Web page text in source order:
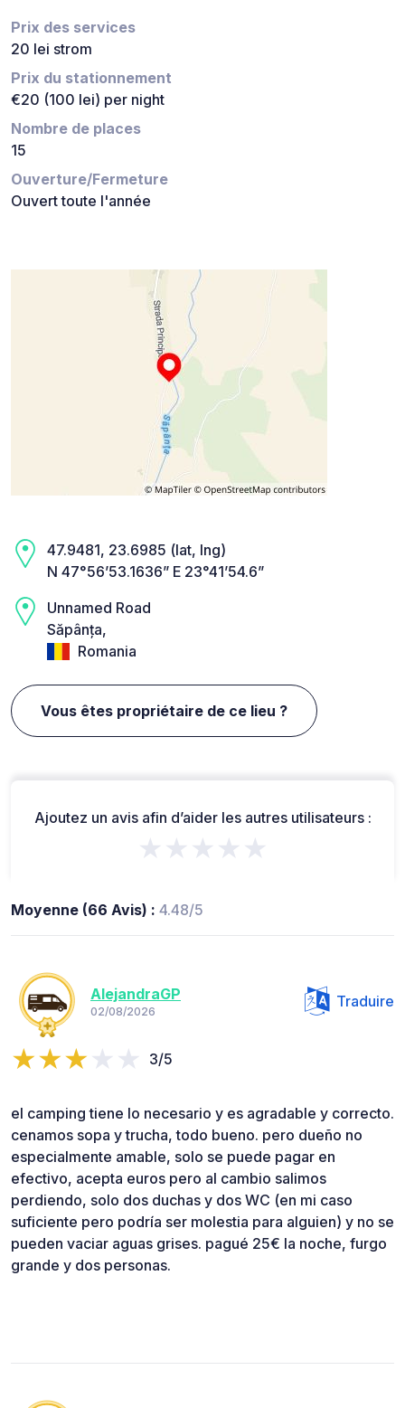
Prix des services
20 lei strom
Prix du stationnement
€20 (100 lei) per night
Nombre de places
15
Ouverture/Fermeture
Ouvert toute l'année
47.9481, 23.6985 (lat, lng)
N 47°56’53.1636” E 23°41’54.6”
Unnamed Road
Săpânța,
Romania
Vous êtes propriétaire de ce lieu ?
Ajoutez un avis afin d’aider les autres utilisateurs :
★★★★★
Moyenne (66 Avis) : 4.48/5
AlejandraGP
02/08/2026
Traduire
3/5
el camping tiene lo necesario y es agradable y correcto.
cenamos sopa y trucha, todo bueno. pero dueño no
especialmente amable, solo se puede pagar en
efectivo, acepta euros pero al cambio salimos
perdiendo, solo dos duchas y dos WC (en mi caso
suficiente pero podría ser molestia para alguien) y no se
pueden vaciar aguas grises. pagué 25€ la noche, furgo
grande y dos personas.